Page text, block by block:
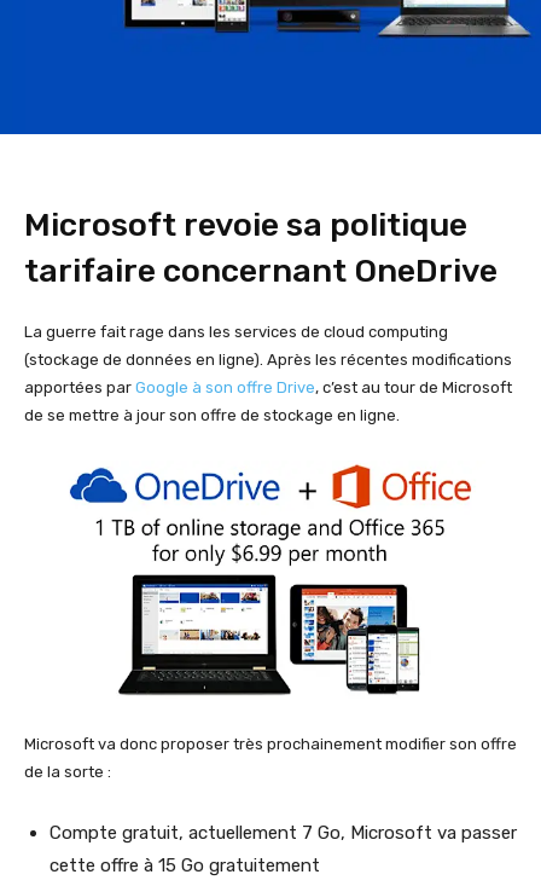
Microsoft revoie sa politique
tarifaire concernant OneDrive
La guerre fait rage dans les services de cloud computing
(stockage de données en ligne). Après les récentes modifications
apportées par Google à son offre Drive, c’est au tour de Microsoft
de se mettre à jour son offre de stockage en ligne.
Microsoft va donc proposer très prochainement modifier son offre
de la sorte :
Compte gratuit, actuellement 7 Go, Microsoft va passer
cette offre à 15 Go gratuitement